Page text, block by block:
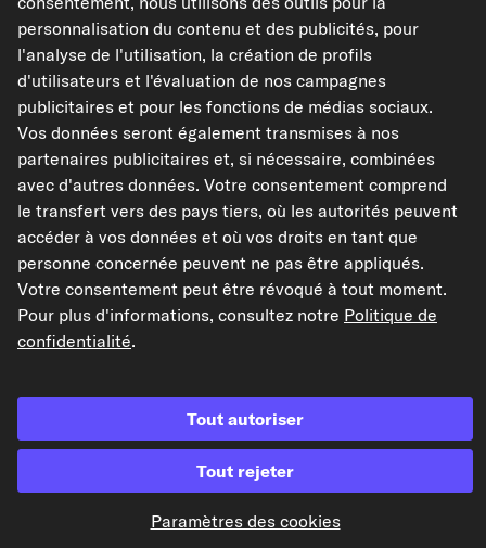
carpardoo.dk
Les données présentées ici, notamment l'intégralité de la base de données, ne
peuvent être reproduites. La reproduction et la distribution des données et de
la base de données sans le consentement préalable de TecAlliance et/ou
l'implication de tiers dans de telles activités sont strictement interdites. Toute
utilisation non autorisée du contenu constitue une violation du droit d'auteur
et peut entraîner des poursuites judiciaires.
Résilier le contrat
© 2026 kfzteile24 GmbH - Tous droits réservés.
¹« Livraison gratuite » ou « Sans frais de livraison », cela correspond à la
suppression des frais d'envoi allemands de 6,90 €.
personnalisation du contenu et des publicités, pour
l'analyse de l'utilisation, la création de profils
d'utilisateurs et l'évaluation de nos campagnes
publicitaires et pour les fonctions de médias sociaux.
Vos données seront également transmises à nos
partenaires publicitaires et, si nécessaire, combinées
avec d'autres données. Votre consentement comprend
le transfert vers des pays tiers, où les autorités peuvent
accéder à vos données et où vos droits en tant que
personne concernée peuvent ne pas être appliqués.
Votre consentement peut être révoqué à tout moment.
Pour plus d'informations, consultez notre Politique de
confidentialité.
Tout autoriser
Tout rejeter
Paramètres des cookies